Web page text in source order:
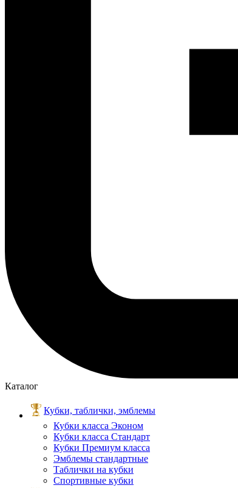
Каталог
Кубки, таблички, эмблемы
Кубки класса Эконом
Кубки класса Стандарт
Кубки Премиум класса
Эмблемы стандартные
Таблички на кубки
Спортивные кубки